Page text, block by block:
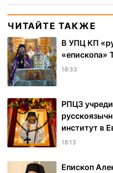
ЧИТАЙТЕ ТАКЖЕ
В УПЦ КП
«епископа»
18:33
РПЦЗ
институт в
18:13
Епископ